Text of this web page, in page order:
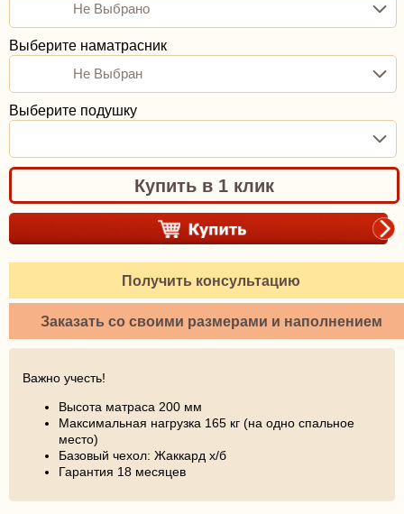
Не Выбрано
Выберите наматрасник
Не Выбран
Выберите подушку
Купить в 1 клик
Получить консультацию
Заказать со своими размерами и наполнением
Важно учесть!
Высота матраса 200 мм
Максимальная нагрузка 165 кг (на одно спальное
место)
Базовый чехол: Жаккард х/б
Гарантия 18 месяцев